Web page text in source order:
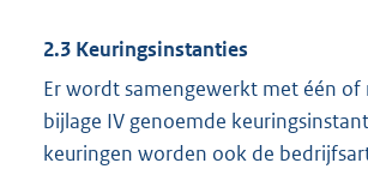
2.3 Keuringsinstanties
Er wordt samengewerkt met één of
bijlage IV genoemde
keuringen worden ook de